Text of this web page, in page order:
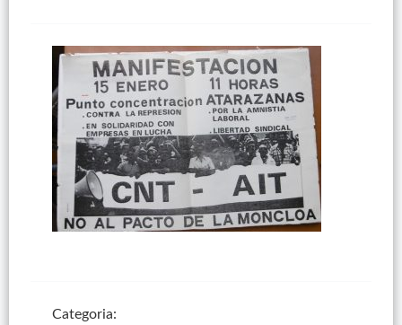
Categoria: